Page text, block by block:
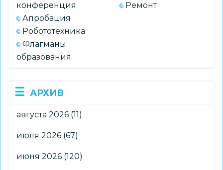
конференция
Апробация
Робототехника
Флагманы
образования
Ремонт
АРХИВ
августа 2026 (11)
июля 2026 (67)
июня 2026 (120)